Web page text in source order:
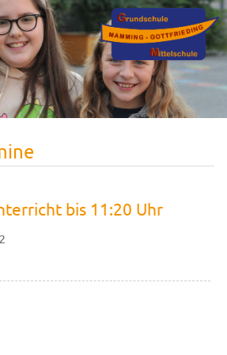
bis 11:20 Uhr